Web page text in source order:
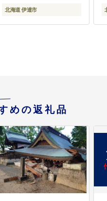
直送 お取り寄せ 山村水
北海道 伊達市
めの返礼品